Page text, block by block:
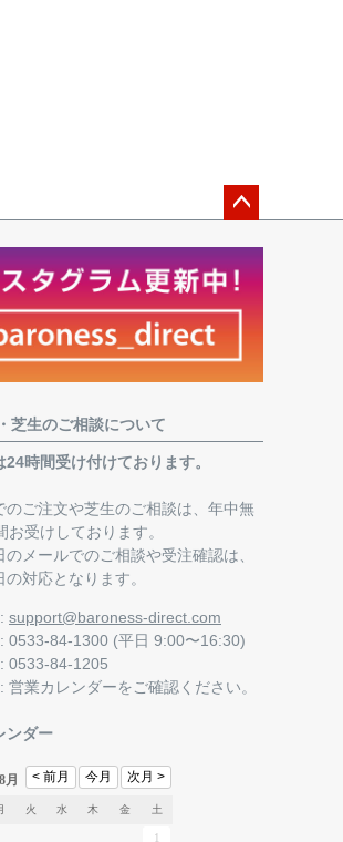
ップ
芝生のご相談について
24時間受け付けております。
のご注文や芝生のご相談は、年中無
お受けしております。
のメールでのご相談や受注確認は、
の対応となります。
support@baroness-direct.com
0533-84-1300 (平日 9:00〜16:30)
0533-84-1205
営業カレンダーをご確認ください。
ンダー